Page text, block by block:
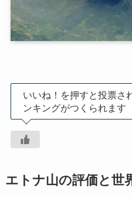
いいね！を押すと投票さ
ンキングがつくられます
エトナ山の評価と世